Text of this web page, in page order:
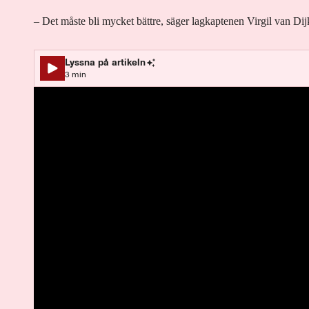
– Det måste bli mycket bättre, säger lagkaptenen Virgil van
Lyssna på artikeln
3 min